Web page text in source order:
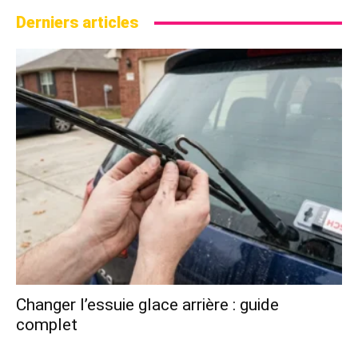
Derniers articles
Changer l’essuie glace arrière : guide
complet